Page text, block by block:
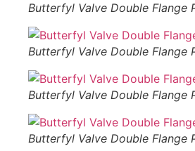
Butterfyl Valve Double Flange
Butterfyl Valve Double Flange
Butterfyl Valve Double Flange
Butterfyl Valve Double Flange